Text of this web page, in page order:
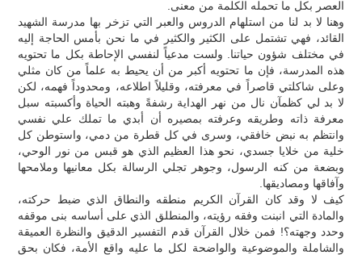
العصر بكل ما تحمله الكلمة من معنى.
وهنا لا بد لنا من استلهام الدروس والعبر التي تزخر بها مدرسة الشهيد
القائد، فهي تشتمل على الكثير والكثير في ما نحن بأمس الحاجة إليه
في مختلف شؤون حياتنا. ولست مدعياً لنفسي الإحاطة بكل ما تحتويه
هذه المدرسة، فإن ما تحتويه أكبر من أن يحيط به علماً من كان مثلي
وعلى شاكلتي قاصراً في معرفته، وقليلاً اطلاعه، ومحدوداً فهمه، لكن
لا بد لي كظمآن نال من نهر الهداية رشفةً وهبته الحياة وأكسبته سبل
معرفة ذاته وطريقه وعرفته بمصيره أن أبدي ما تملك علي نفسي
وانتظم به نبض خافقي، وسرى في كل قطرة من دمي، واستوطن كل
خلية من خلايا جسدي، نحو هذا العظيم الذي هو قبس من نور الوحي،
وبضعة من كنه الرسول، وجوهر تجلي الرسالة بكل معانيها وملامحها
وآفاقها ومصاديقها.
كيف لا وقد كان القرآن الكريم منطقه والنطاق الذي ضبط حركته،
والمادة التي انبنت وفقه رؤيته، والمنطلق الذي على أساسه بنى موقفه
وحدد وجهته؟! فمن خلال القرآن قدم التفسير الدقيق والنظرة العميقة
والشاملة والموضوعية والواضحة لكل ما عليه واقع الأمة، فكان بحق